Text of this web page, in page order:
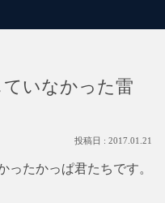
ていなかった雷
2017.01.21
ったかっぱ君たちです。